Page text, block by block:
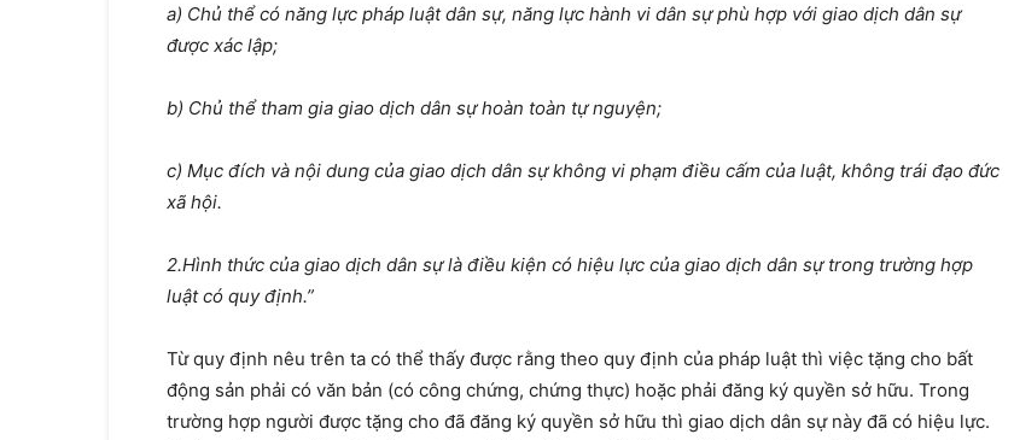
a) Chủ thể có năng lực pháp luật dân sự, năng lực hành vi dân sự phù hợp với giao dịch dân sự
được xác lập;
b) Chủ thể tham gia giao dịch dân sự hoàn toàn tự nguyện;
c) Mục đích và nội dung của giao dịch dân sự không vi phạm điều cấm của luật, không trái đạo đức
xã hội.
2.Hình thức của giao dịch dân sự là điều kiện có hiệu lực của giao dịch dân sự trong trường hợp
luật có quy định.”
Từ quy định nêu trên ta có thể thấy được rằng theo quy định của pháp luật thì việc tặng cho bất
động sản phải có văn bản (có công chứng, chứng thực) hoặc phải đăng ký quyền sở hữu. Trong
trường hợp người được tặng cho đã đăng ký quyền sở hữu thì giao dịch dân sự này đã có hiệu lực.